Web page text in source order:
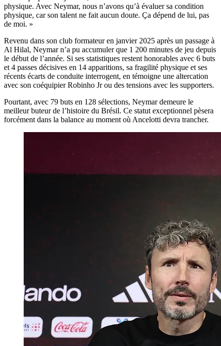
physique. Avec Neymar, nous n’avons qu’à évaluer sa condition
physique, car son talent ne fait aucun doute. Ça dépend de lui, pas
de moi. »
Revenu dans son club formateur en janvier 2025 après un passage à
Al Hilal, Neymar n’a pu accumuler que 1 200 minutes de jeu depuis
le début de l’année. Si ses statistiques restent honorables avec 6 buts
et 4 passes décisives en 14 apparitions, sa fragilité physique et ses
récents écarts de conduite interrogent, en témoigne une altercation
avec son coéquipier Robinho Jr ou des tensions avec les supporters.
Pourtant, avec 79 buts en 128 sélections, Neymar demeure le
meilleur buteur de l’histoire du Brésil. Ce statut exceptionnel pèsera
forcément dans la balance au moment où Ancelotti devra trancher.